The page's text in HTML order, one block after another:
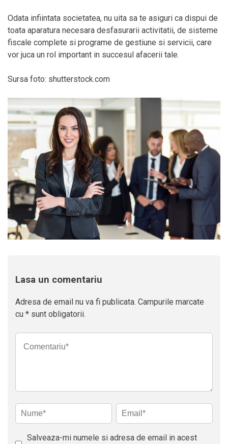
Odata infiintata societatea, nu uita sa te asiguri ca dispui de
toata aparatura necesara desfasurarii activitatii, de sisteme
fiscale complete si programe de gestiune si servicii, care
vor juca un rol important in succesul afacerii tale.
Sursa foto: shutterstock.com
Lasa un comentariu
Adresa de email nu va fi publicata. Campurile marcate
cu * sunt obligatorii.
Salveaza-mi numele si adresa de email in acest